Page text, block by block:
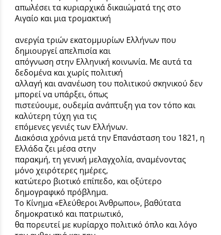
απωλέσει τα κυριαρχικά δικαιώματά της στο
Αιγαίο και μια τρομακτική
ανεργία τριών εκατομμυρίων Ελλήνων που
δημιουργεί απελπισία και
απόγνωση στην Ελληνική κοινωνία. Με αυτά τα
δεδομένα και χωρίς πολιτική
αλλαγή και ανανέωση του πολιτικού σκηνικού δεν
μπορεί να υπάρξει, όπως
πιστεύουμε, ουδεμία ανάπτυξη για τον τόπο και
καλύτερη τύχη για τις
επόμενες γενιές των Ελλήνων.
Διακόσια χρόνια μετά την Επανάσταση του 1821, η
Ελλάδα ζει μέσα στην
παρακμή, τη γενική μελαγχολία, αναμένοντας
μόνο χειρότερες ημέρες,
κατώτερο βιοτικό επίπεδο, και οξύτερο
δημογραφικό πρόβλημα.
Το Κίνημα «Ελεύθεροι Άνθρωποι», βαθύτατα
δημοκρατικό και πατριωτικό,
θα πορευτεί με κυρίαρχο πολιτικό όπλο και λόγο